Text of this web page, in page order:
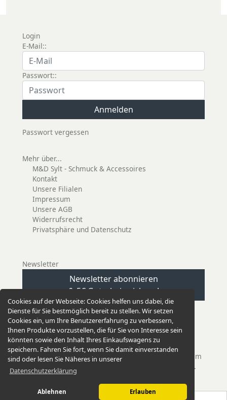
Cookies auf der Webseite:Cookies helfen uns dabei, die
Dienste für Sie bestmöglich bereit zu stellen. Wir setzen
Cookies ein, um Ihre Benutzererfahrung zu verbessern,
Ihnen Produkte vorzustellen, die für Sie von Interesse sein
könnten sowie den Inhalt Ihres Einkaufswagens zu
speichern. Fahren Sie fort, wenn Sie damit einverstanden
sind oder lesen Sie Näheres in unserer
Datenschutzerklärung
Ablehnen Erlauben
Login
E-Mail::
Passwort::
Passwort vergessen
Mehr über...
M&D Sylt - Schmuck & Accessoires
Kontakt
Unsere Filialen
Impressum
Unsere AGB
Widerrufsrecht
Privatsphäre und Datenschutz
Newsletter
Newsletter abonnieren
& 5€ Gutschein sichern!
EINKAUFEN GANZ EINFACH
Unsere Versandkosten betragen nur 2,95 €. Bei einem
Einkauf ab 50,00 € versenden wir versandkostenfrei.